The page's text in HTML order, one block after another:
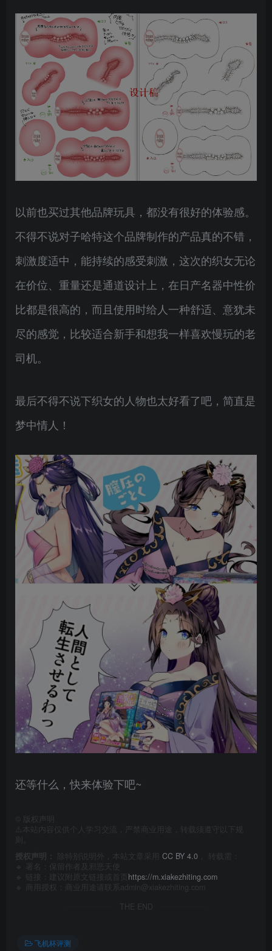
以前也买过其他品牌玩具，都没有很好的体验感。
不得不说对子哈特这个品牌制作的产品真的不错，
刺激度适中，能持续的感受刺激，这次的织女无论
在价位、重量还是通道设计上，在日产名器中性价
比都是很高的，而且使用时给人一种舒适、意犹未
尽的感觉，比较适合新手和想我一样喜欢慢玩的老
司机。
最后不得不说下织女的人物也太好看了吧，简直是
梦中情人！
还等什么，快来体验下吧~
版权声明
⚠️本站内容仅供个人学习交流，严禁商业用途，转载须遵守以下规
授权声明：
除特别说明外，本站文章采用 CC BY 4.0 ， 转载需：
🔹 署名：保留作者及 邪恶天使
🔹 链接：建议附原文链接或首页 https://m.xiakezhiting.com
🔹 商用授权：商业用途请联系admin@xiakezhiting.com
THE END
飞机杯评测